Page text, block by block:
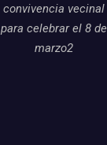
convivencia vecinal
para celebrar el 8 de
marzo2